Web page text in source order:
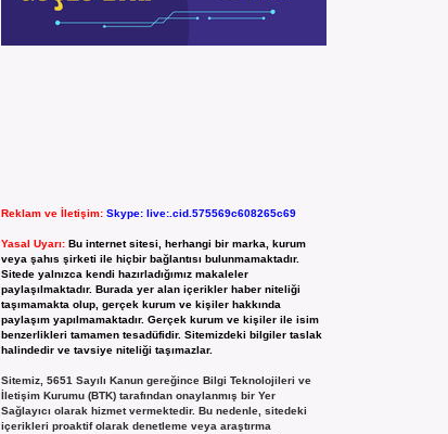
Reklam ve İletişim: Skype: live:.cid.575569c608265c69
Yasal Uyarı: Bu internet sitesi, herhangi bir marka, kurum
veya şahıs şirketi ile hiçbir bağlantısı bulunmamaktadır.
Sitede yalnızca kendi hazırladığımız makaleler
paylaşılmaktadır. Burada yer alan içerikler haber niteliği
taşımamakta olup, gerçek kurum ve kişiler hakkında
paylaşım yapılmamaktadır. Gerçek kurum ve kişiler ile isim
benzerlikleri tamamen tesadüfidir. Sitemizdeki bilgiler taslak
halindedir ve tavsiye niteliği taşımazlar.
Sitemiz, 5651 Sayılı Kanun gereğince Bilgi Teknolojileri ve
İletişim Kurumu (BTK) tarafından onaylanmış bir Yer
Sağlayıcı olarak hizmet vermektedir. Bu nedenle, sitedeki
içerikleri proaktif olarak denetleme veya araştırma